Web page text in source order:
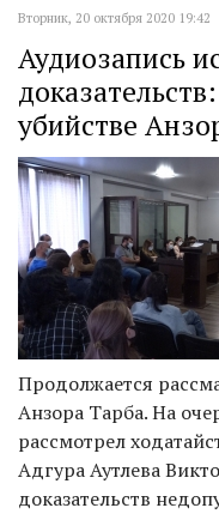
Вторник, 20 октября 2020 19:42
Аудиозапись
убийстве
Продолжается
Анзора Тарба. На
рассмотрел
Адгура Аутлева
доказательств